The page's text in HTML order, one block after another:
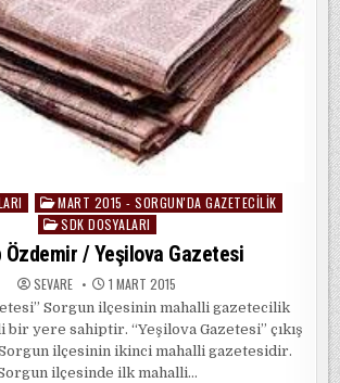
MART 2015 - SORGUN'DA GAZETECILIK
SDK DOSYALARI
Özdemir / Yeşilova Gazetesi
SEVARE 1 MART 2015
Sorgun ilçesinin mahalli gazetecilik
yere sahiptir. “Yeşilova Gazetesi” çıkış
Sorgun ilçesinin ikinci mahalli gazetesidir.
ilçesinde ilk mahalli…